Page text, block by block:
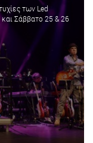
των Led
Σάββατο 25 & 26